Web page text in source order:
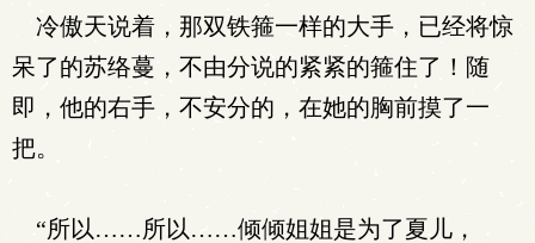
冷傲天说着，那双铁箍一样的大手，已经将惊
呆了的苏络蔓，不由分说的紧紧的箍住了！随
即，他的右手，不安分的，在她的胸前摸了一
把。
“所以……所以……倾倾姐姐是为了夏儿，